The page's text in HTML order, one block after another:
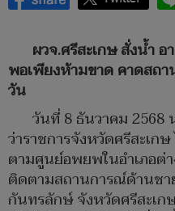
ผวจ.ศรีสะเกษ สั่งน้ำ
พอเพียงห้ามขาด คาดสถ
วัน
วันที่ 8 ธันวาคม 2568
ว่าราชการจังหวัดศรีสะเ
ตามศูนย์อพยพในอำเภอต่า
ติดตามสถานการณ์ด้านช
กันทรลักษ์ จังหวัดศรีสะเ